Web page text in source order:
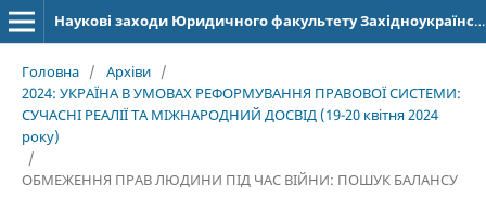
Наукові заходи Юридичного факультету Західноукраїнського національного університету
Головна / Архіви /
2024: УКРАЇНА В УМОВАХ РЕФОРМУВАННЯ ПРАВОВОЇ СИСТЕМИ:
СУЧАСНІ РЕАЛІЇ ТА МІЖНАРОДНИЙ ДОСВІД (19-20 квітня 2024
року)
/
ОБМЕЖЕННЯ ПРАВ ЛЮДИНИ ПІД ЧАС ВІЙНИ: ПОШУК БАЛАНСУ